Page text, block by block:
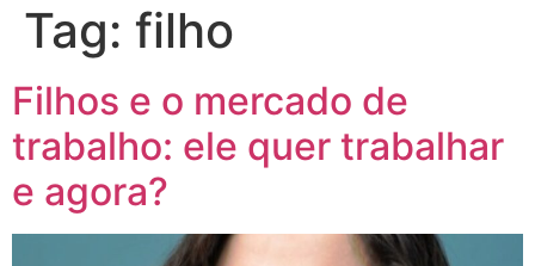
Tag: filho
Filhos e o mercado de
trabalho: ele quer trabalhar
e agora?